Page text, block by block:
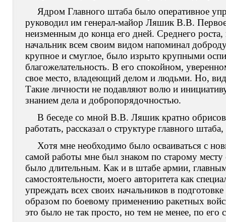
Ядром Главного штаба было оперативное
руководил им генерал-майор Ляшик В.В. Первое
неизменным до конца его дней. Среднего
начальник всем своим видом напоминал
крупное и смуглое, было изрыто крупными
благожелательность. В его спокойном,
свое место, владеющий делом и людьми. Но,
Такие личности не подавляют волю и
знанием дела и добропорядочностью.
В беседе со мной В.В. Ляшик кратно
работать, рассказал о структуре главного
Хотя мне необходимо было осваиваться с
самой работы мне был знаком по старому
было длительным. Как и в штабе армии,
самостоятельности, моего авторитета как
упреждать всех своих начальников в
образом по боевому применению ракетных
это было не так просто, но тем не менее, по его